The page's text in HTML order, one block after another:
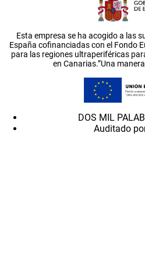
Esta empresa se ha acogido a las
España cofinanciadas con el Fondo
para las regiones ultraperiféricas
en Canarias.”Una
DOS MIL
Auditado